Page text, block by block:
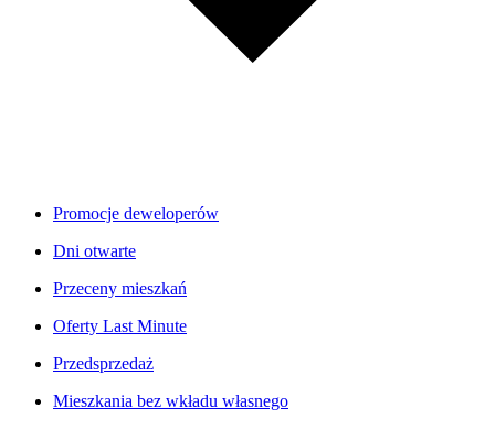
Promocje deweloperów
Dni otwarte
Przeceny mieszkań
Oferty Last Minute
Przedsprzedaż
Mieszkania bez wkładu własnego